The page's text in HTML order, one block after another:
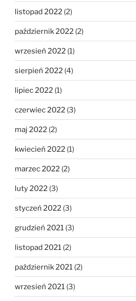
listopad 2022 (2)
październik 2022 (2)
wrzesień 2022 (1)
sierpień 2022 (4)
lipiec 2022 (1)
czerwiec 2022 (3)
maj 2022 (2)
kwiecień 2022 (1)
marzec 2022 (2)
luty 2022 (3)
styczeń 2022 (3)
grudzień 2021 (3)
listopad 2021 (2)
październik 2021 (2)
wrzesień 2021 (3)